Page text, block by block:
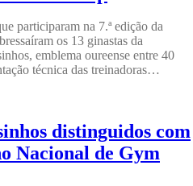
participaram na 7.ª edição da
os 13 ginastas da
emblema oureense entre 40
técnica das treinadoras…
distinguidos com
Nacional de Gym